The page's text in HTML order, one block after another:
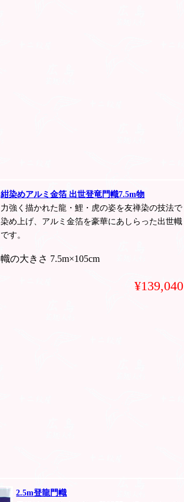
紺染めアルミ金箔 出世登竜門幟7.5m物
力強く描かれた龍・鯉・虎の姿を友禅染の技法で
染め上げ、アルミ金箔を豪華にあしらった出世幟
です。
幟の大きさ 7.5m×105cm
¥139,040
2.5m登龍門幟